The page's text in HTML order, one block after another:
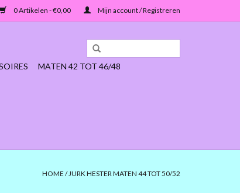
0 Artikelen - €0,00 Mijn account / Registreren
MATEN 42 TOT 46/48
HOME /JURK HESTER MATEN 44 TOT 50/52